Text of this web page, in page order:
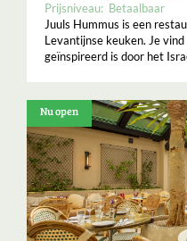
Prijsniveau: Betaalbaar
Juuls Hummus is een
Levantijnse keuken. Je
geïnspireerd is door het
Nu open